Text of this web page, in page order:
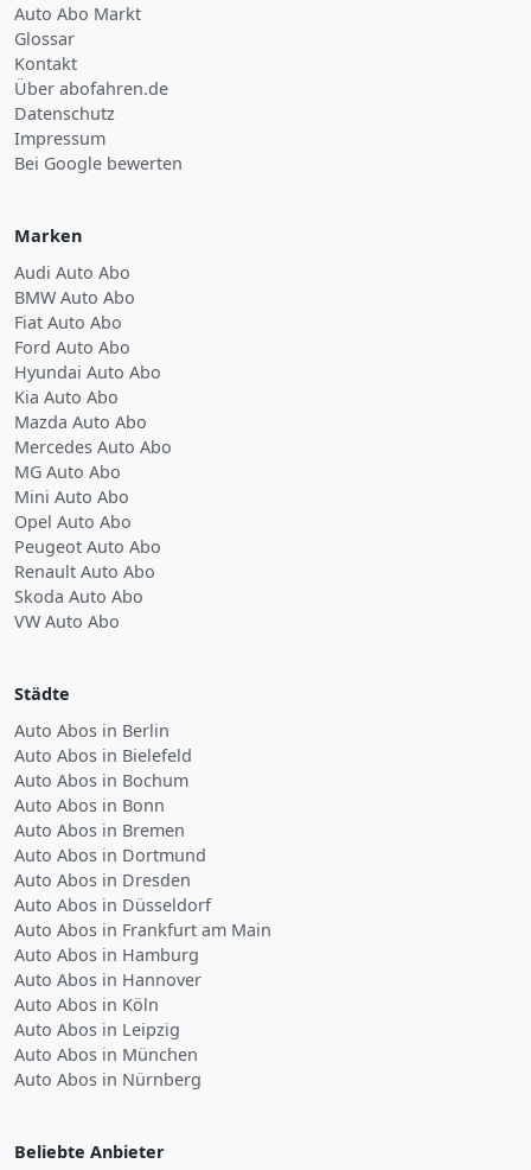
Auto Abo Markt
Glossar
Kontakt
Über abofahren.de
Datenschutz
Impressum
Bei Google bewerten
Marken
Audi Auto Abo
BMW Auto Abo
Fiat Auto Abo
Ford Auto Abo
Hyundai Auto Abo
Kia Auto Abo
Mazda Auto Abo
Mercedes Auto Abo
MG Auto Abo
Mini Auto Abo
Opel Auto Abo
Peugeot Auto Abo
Renault Auto Abo
Skoda Auto Abo
VW Auto Abo
Städte
Auto Abos in Berlin
Auto Abos in Bielefeld
Auto Abos in Bochum
Auto Abos in Bonn
Auto Abos in Bremen
Auto Abos in Dortmund
Auto Abos in Dresden
Auto Abos in Düsseldorf
Auto Abos in Frankfurt am Main
Auto Abos in Hamburg
Auto Abos in Hannover
Auto Abos in Köln
Auto Abos in Leipzig
Auto Abos in München
Auto Abos in Nürnberg
Beliebte Anbieter